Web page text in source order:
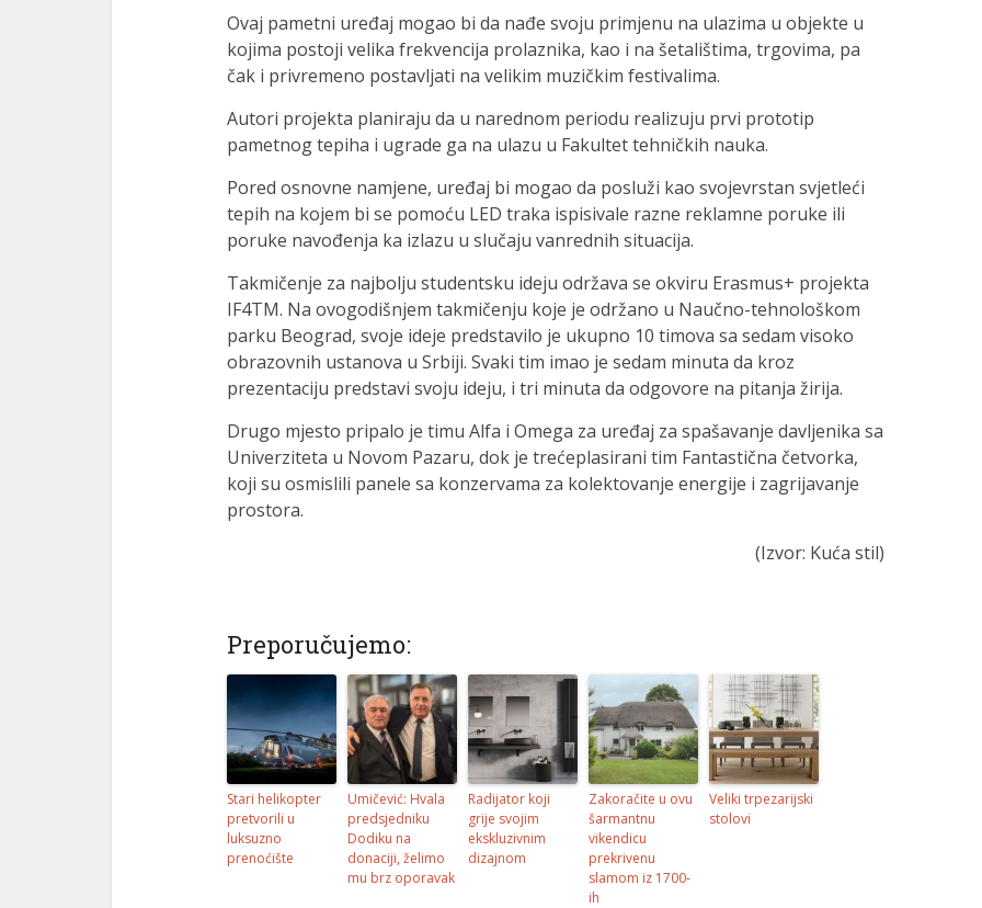
Ovaj pametni uređaj mogao bi da nađe svoju primjenu na ulazima u objekte u
kojima postoji velika frekvencija prolaznika, kao i na šetalištima, trgovima, pa
čak i privremeno postavljati na velikim muzičkim festivalima.
Autori projekta planiraju da u narednom periodu realizuju prvi prototip
pametnog tepiha i ugrade ga na ulazu u Fakultet tehničkih nauka.
Pored osnovne namjene, uređaj bi mogao da posluži kao svojevrstan svjetleći
tepih na kojem bi se pomoću LED traka ispisivale razne reklamne poruke ili
poruke navođenja ka izlazu u slučaju vanrednih situacija.
Takmičenje za najbolju studentsku ideju održava se okviru Erasmus+ projekta
IF4TM. Na ovogodišnjem takmičenju koje je održano u Naučno-tehnološkom
parku Beograd, svoje ideje predstavilo je ukupno 10 timova sa sedam visoko
obrazovnih ustanova u Srbiji. Svaki tim imao je sedam minuta da kroz
prezentaciju predstavi svoju ideju, i tri minuta da odgovore na pitanja žirija.
Drugo mjesto pripalo je timu Alfa i Omega za uređaj za spašavanje davljenika sa
Univerziteta u Novom Pazaru, dok je trećeplasirani tim Fantastična četvorka,
koji su osmislili panele sa konzervama za kolektovanje energije i zagrijavanje
prostora.
(Izvor: Kuća stil)
Preporučujemo:
Stari helikopter
pretvorili u
luksuzno
prenoćište
Umičević: Hvala
predsjedniku
Dodiku na
donaciji, želimo
mu brz oporavak
Radijator koji
grije svojim
ekskluzivnim
dizajnom
Zakoračite u ovu
šarmantnu
vikendicu
prekrivenu
slamom iz 1700-
ih
Veliki trpezarijski
stolovi